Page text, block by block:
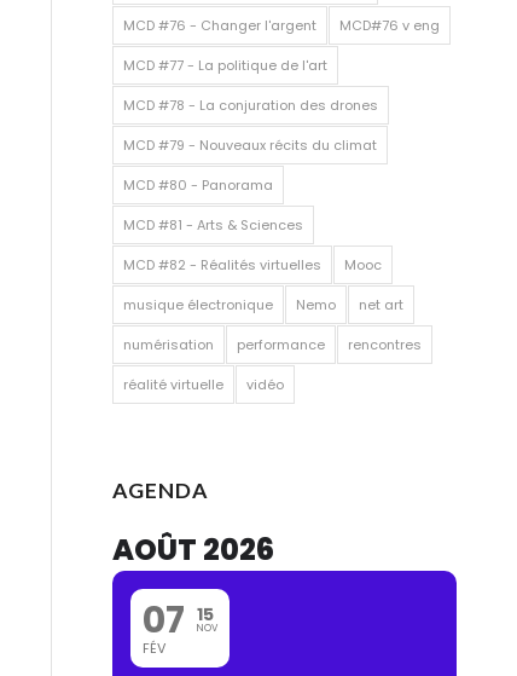
MCD #76 - Changer l'argent MCD#76 v eng
MCD #77 - La politique de l'art
MCD #78 - La conjuration des drones
MCD #79 - Nouveaux récits du climat
MCD #80 - Panorama
MCD #81 - Arts & Sciences
MCD #82 - Réalités virtuelles Mooc
musique électronique Nemo net art
numérisation performance rencontres
réalité virtuelle vidéo
AGENDA
AOÛT 2026
07
FÉV
15
NOV